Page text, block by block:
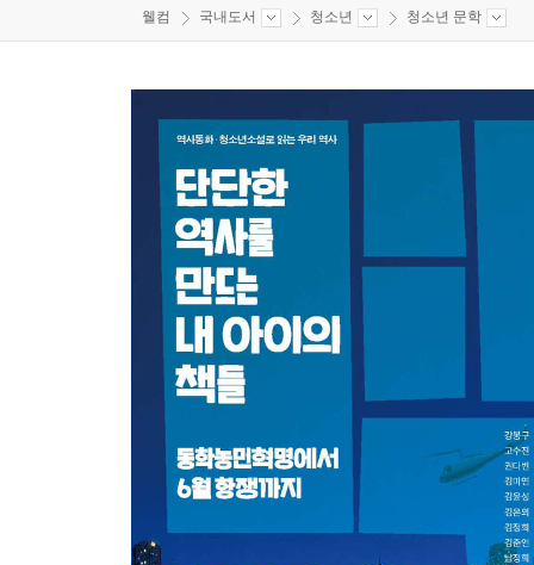
웰컴 국내도서 청소년 청소년 문학